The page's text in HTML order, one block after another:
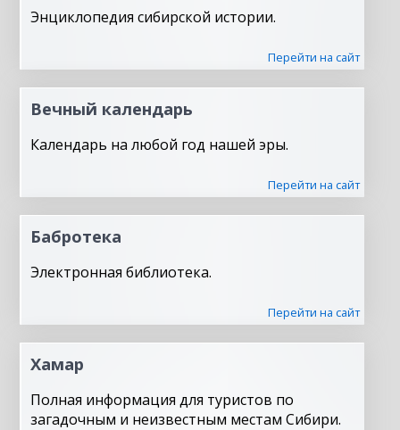
Энциклопедия сибирской истории.
Перейти на сайт
Вечный календарь
Календарь на любой год нашей эры.
Перейти на сайт
Бабротека
Электронная библиотека.
Перейти на сайт
Хамар
Полная информация для туристов по
загадочным и неизвестным местам Сибири.